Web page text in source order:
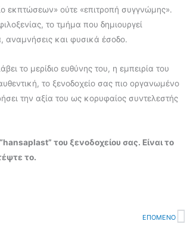
εκπτώσεων» ούτε «επιτροπή συγγνώμης».
το τμήμα που δημιουργεί
αναμνήσεις και φυσικά έσοδο.
το μερίδιο ευθύνης του, η εμπειρία του
το ξενοδοχείο σας πιο οργανωμένο
την αξία του ως κορυφαίος συντελεστής
του ξενοδοχείου σας. Είναι το
το.
ΕΠΟΜΕΝΟ